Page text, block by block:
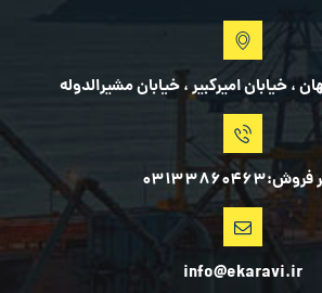
، خیابان امیرکبیر ، خیابان مشیرالدوله
info@ekaravi.ir